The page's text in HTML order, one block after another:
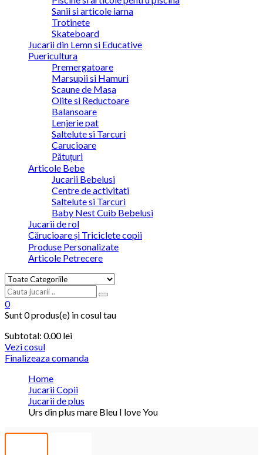
Sanii si articole iarna
Trotinete
Skateboard
Jucarii din Lemn si Educative
Puericultura
Premergatoare
Marsupii si Hamuri
Scaune de Masa
Olite si Reductoare
Balansoare
Lenjerie pat
Saltelute si Tarcuri
Carucioare
Pătuțuri
Articole Bebe
Jucarii Bebelusi
Centre de activitati
Saltelute si Tarcuri
Baby Nest Cuib Bebelusi
Jucarii de rol
Cărucioare și Triciclete copii
Produse Personalizate
Articole Petrecere
0
Sunt0 produs(e) in cosul tau
Subtotal: 0.00lei
Vezi cosul
Finalizeaza comanda
Home
Jucarii Copii
Jucarii de plus
Urs din plus mare Bleu I love You